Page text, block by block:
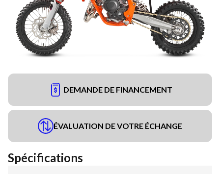
DEMANDE DE FINANCEMENT
ÉVALUATION DE VOTRE ÉCHANGE
Spécifications